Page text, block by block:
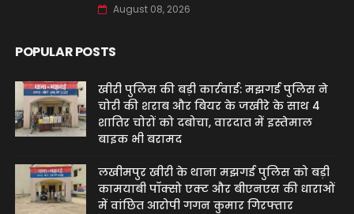
August 08, 2026
POPULAR POSTS
खीरी पुलिस की बड़ी कार्रवाई: मझगई पुलिस ने
चोरी की शराब और बियर के जखीरे के साथ 4
शातिर चोरों को दबोचा, वारदात में इस्तेमाल
बाइक भी बरामद
लखीमपुर खीरी के थाना मझगई पुलिस को बड़ी
कामयाबी पॉक्सो एक्ट और बीएनएस की धाराओं
में वांछित आरोपी गगन कुमार गिरफ्तार